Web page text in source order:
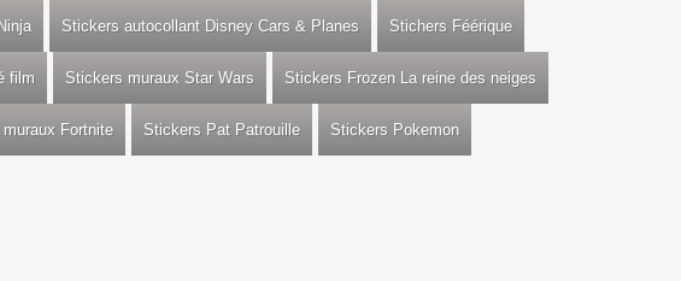
Stickers autocollant Disney Cars & Planes Stichers Féérique
film Stickers muraux Star Wars Stickers Frozen La reine des neiges
Fortnite Stickers Pat Patrouille Stickers Pokemon